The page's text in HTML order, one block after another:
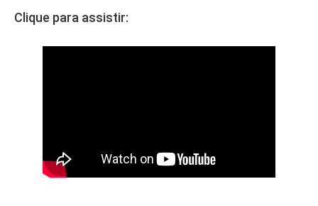
Clique para assistir: